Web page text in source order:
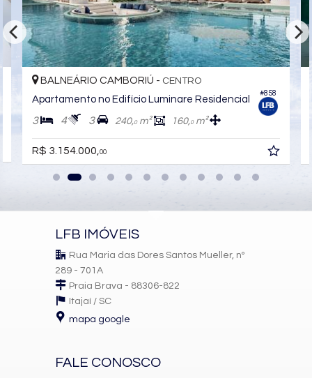
#858
BALNEÁRIO CAMBORIÚ - CENTRO
Apartamento no Edifício Luminare Residencial
3 4 3 240,0m² 160,0m²
R$ 3.154.000,00
LFB IMÓVEIS
Rua Maria das Dores Santos Mueller, nº
289 - 701A
Praia Brava - 88306-822
Itajaí / SC
mapa google
FALE CONOSCO